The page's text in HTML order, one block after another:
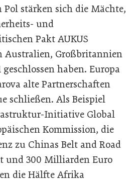
Pol stärken sich die Mächte,
und
Pakt AUKUS
Australien, Großbritannien
haben. Europa
alte Partnerschaften
schließen. Als Beispiel
Initiative Global
Kommission, die
zu Chinas Belt and Road
und 300 Milliarden Euro
die Hälfte Afrika